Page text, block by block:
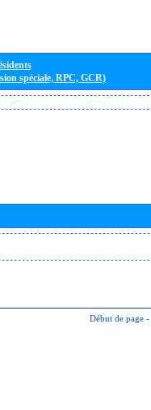
spéciale, RPC, GCR)
Début de page -